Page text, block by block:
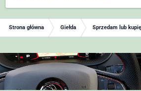
Strona główna Giełda Sprzedam lub